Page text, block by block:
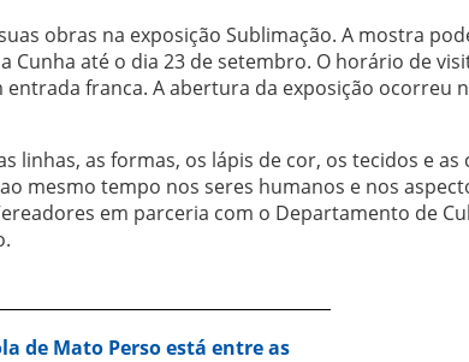
obras na exposição Sublimação. A mostra
Cunha até o dia 23 de setembro. O horário de
entrada franca. A abertura da exposição ocorreu
linhas, as formas, os lápis de cor, os tecidos e as
mesmo tempo nos seres humanos e nos
em parceria com o Departamento de
de Mato Perso está entre as